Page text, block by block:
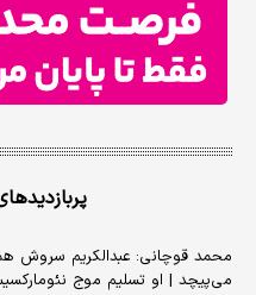
محمد قوچانی: عبدالکریم سروش
می‌پیچد | او تسلیم موج